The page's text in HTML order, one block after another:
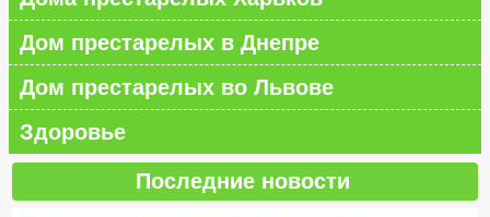
Дом престарелых в Днепре
Дом престарелых во Львове
Здоровье
Последние новости